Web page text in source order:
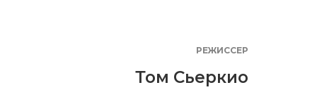
РЕЖИССЕР
Том Сьеркио